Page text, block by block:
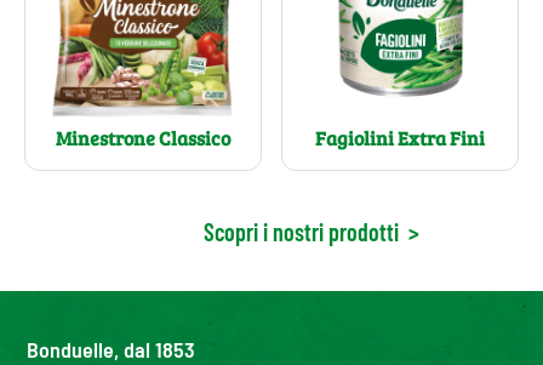
Minestrone Classico Fagiolini Extra Fini
Scopri i nostri prodotti >
Bonduelle, dal 1853